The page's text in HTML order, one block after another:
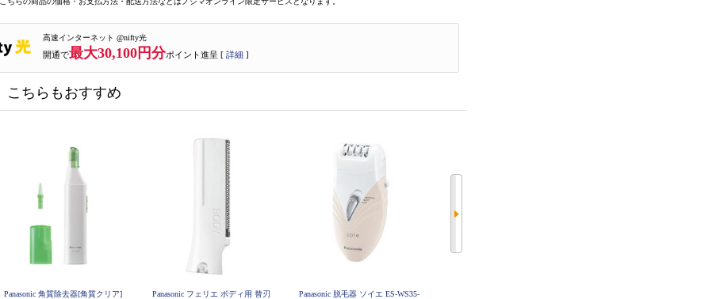
高速インターネット @nifty光
開通で最大30,100円分ポイント進呈 [ 詳細 ]
こちらもおすすめ
Panasonic 角質除去器[角質クリア]
Panasonic フェリエ ボディ用 替刃
Panasonic 脱毛器 ソイエ ES-WS35-